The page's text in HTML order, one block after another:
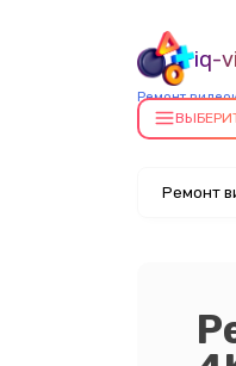
iq-
Ремонт
Ремонт